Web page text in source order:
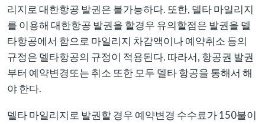
리지로 대한항공 발권은 불가능하다. 또한, 델타 마일리지
를 이용해 대한항공 발권을 할경우 유의할점은 발권을 델
타항공에서 함으로 마일리지 차감액이나 예약취소 등의
규정은 델타항공의 규정이 적용된다. 따라서, 항공권 발권
부터 예약변경또는 취소 또한 모두 델타 항공을 통해서 해
야 한다.
델타 마일리지로 발권할 경우 예약변경 수수료가 150불이